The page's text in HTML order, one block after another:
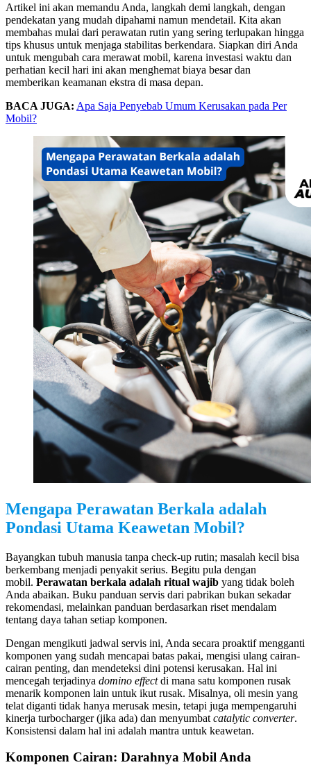
Artikel ini akan memandu Anda, langkah demi langkah, dengan
pendekatan yang mudah dipahami namun mendetail. Kita akan
membahas mulai dari perawatan rutin yang sering terlupakan hingga
tips khusus untuk menjaga stabilitas berkendara. Siapkan diri Anda
untuk mengubah cara merawat mobil, karena investasi waktu dan
perhatian kecil hari ini akan menghemat biaya besar dan
memberikan keamanan ekstra di masa depan.
BACA JUGA: Apa Saja Penyebab Umum Kerusakan pada Per
Mobil?
Mengapa Perawatan Berkala adalah
Pondasi Utama Keawetan Mobil?
Bayangkan tubuh manusia tanpa check-up rutin; masalah kecil bisa
berkembang menjadi penyakit serius. Begitu pula dengan
mobil. Perawatan berkala adalah ritual wajib yang tidak boleh
Anda abaikan. Buku panduan servis dari pabrikan bukan sekadar
rekomendasi, melainkan panduan berdasarkan riset mendalam
tentang daya tahan setiap komponen.
Dengan mengikuti jadwal servis ini, Anda secara proaktif mengganti
komponen yang sudah mencapai batas pakai, mengisi ulang cairan-
cairan penting, dan mendeteksi dini potensi kerusakan. Hal ini
mencegah terjadinya domino effectdi mana satu komponen rusak
menarik komponen lain untuk ikut rusak. Misalnya, oli mesin yang
telat diganti tidak hanya merusak mesin, tetapi juga mempengaruhi
kinerja turbocharger (jika ada) dan menyumbat catalytic converter.
Konsistensi dalam hal ini adalah mantra untuk keawetan.
Komponen Cairan: Darahnya Mobil Anda